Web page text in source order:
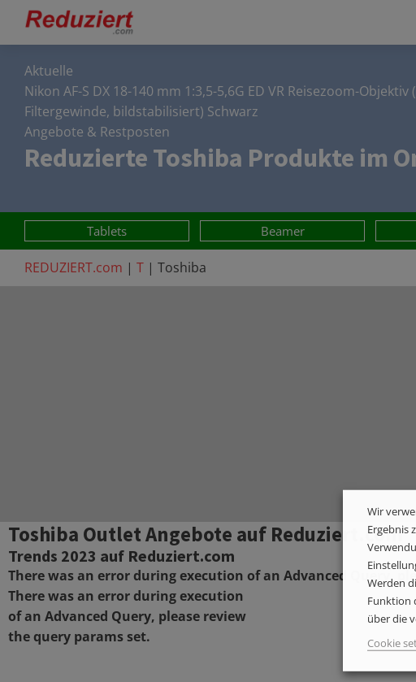
Aktuelle
Nikon AF-S DX 18-140 mm 1:3,5-5,6G ED VR Reisezoom-Objektiv
Filtergewinde, bildstabilisiert) Schwarz
Angebote & Restposten
Reduzierte Toshiba Produkte im
Tablets Beamer
REDUZIERT.com | T | Toshiba
Toshiba Outlet Angebote auf Reduziert.com
Trends 2023 auf Reduziert.com
There was an error during execution of an Advanced Query,
There was an error during execution
of an Advanced Query, please review
the query params set.
Wir
Ergebnis
Werden
Funktion
über die
Cookie